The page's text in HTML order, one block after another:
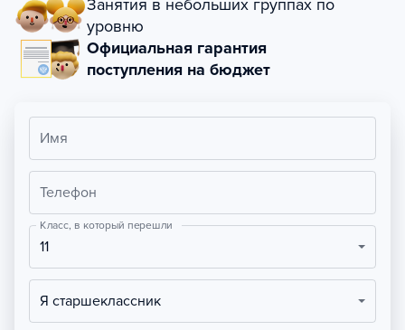
Занятия в небольших группах по
уровню
Официальная гарантия
поступления на бюджет
Имя
Телефон
Класс, в который перешли
11
Я старшеклассник